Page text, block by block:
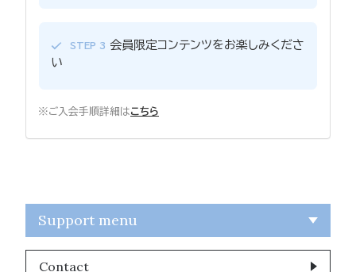
STEP 3
会員限定コンテンツをお楽しみくださ
い
※ご入会手順詳細はこちら
Support menu
Contact